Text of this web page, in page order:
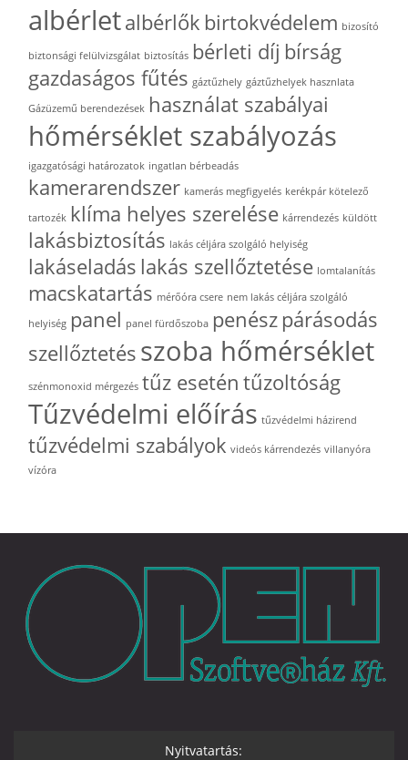
albérletalbérlők birtokvédelem bizosító
biztonsági felülvizsgálat biztosítás bérleti díj bírság
gazdaságos fűtés gáztűzhely gáztűzhelyek hasznlata
Gázüzemű berendezések használat szabályai
hőmérséklet szabályozás
igazgatósági határozatok ingatlan bérbeadás
kamerarendszer kamerás megfigyelés kerékpár kötelező
tartozék klíma helyes szerelése kárrendezés küldött
lakásbiztosítás lakás céljára szolgáló helyiség
lakáseladás lakás szellőztetése lomtalanítás
macskatartás mérőóra csere nem lakás céljára szolgáló
helyiség panel panel fürdőszoba penész párásodás
szellőztetés szoba hőmérséklet
szénmonoxid mérgezés tűz esetén tűzoltóság
Tűzvédelmi előírás tűzvédelmi házirend
tűzvédelmi szabályok videós kárrendezés villanyóra
vízóra
Nyitvatartás: